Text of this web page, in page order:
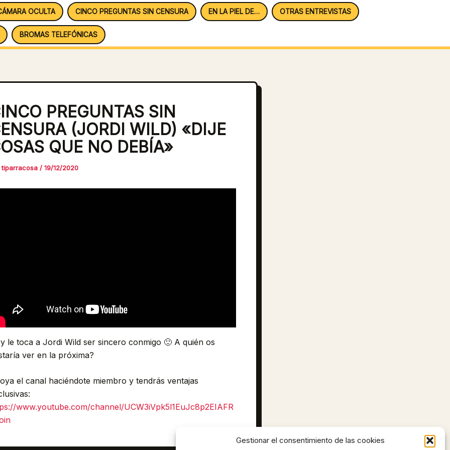
Gestionar el consentimiento de las cookies
OCULTA CINCO PREGUNTAS SIN CENSURA EN LA PIEL DE… OTRAS ENTREVISTAS
BROMAS TELEFÓNICAS
PREGUNTAS SIN
(JORDI WILD) «DIJE
QUE NO DEBÍA»
tiparracosa / 19/12/2020
le toca a Jordi Wild ser sincero conmigo 🙂 A quién os
ver en la próxima?
el canal haciéndote miembro y tendrás ventajas
www.youtube.com/channel/UCW3iVpk5l1EuJc8p2EIAFR